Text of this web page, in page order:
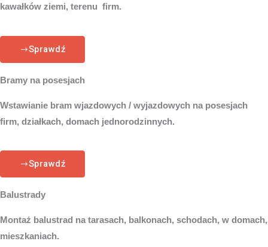
kawałków ziemi, terenu firm.
Sprawdź
Bramy na posesjach
Wstawianie bram wjazdowych / wyjazdowych na posesjach
firm, działkach, domach jednorodzinnych.
Sprawdź
Balustrady
Montaż balustrad na tarasach, balkonach, schodach, w domach,
mieszkaniach.